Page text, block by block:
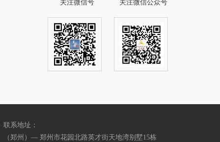
关注微信号 关注微信公众号
联系地址：
（郑州）— 郑州市花园北路英才街天地湾别墅15栋